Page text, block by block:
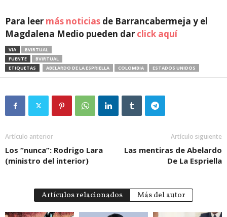
Para leer más noticias de Barrancabermeja y el
Magdalena Medio pueden dar click aquí
VIA
BVIRTUAL
FUENTE
BVIRTUAL
ETIQUETAS
ABELARDO DE LA ESPRIELLA COLOMBIA ESTADOS UNIDOS
Artículo anterior
Los “nunca”: Rodrigo Lara
(ministro del interior)
Artículo siguiente
Las mentiras de Abelardo
De La Espriella
Artículos relacionados Más del autor